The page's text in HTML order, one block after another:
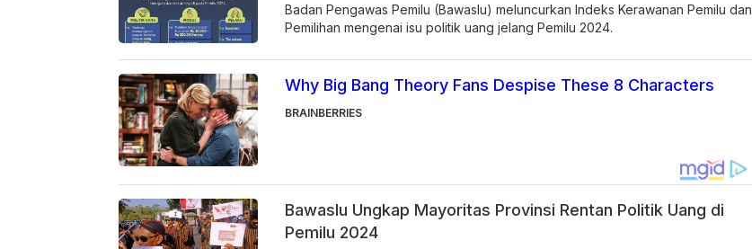
Badan Pengawas Pemilu (Bawaslu) meluncurkan Indeks Kerawanan Pemilu dan
Pemilihan mengenai isu politik uang jelang Pemilu 2024.
Why Big Bang Theory Fans Despise These 8 Characters
BRAINBERRIES
Bawaslu Ungkap Mayoritas Provinsi Rentan Politik Uang di
Pemilu 2024